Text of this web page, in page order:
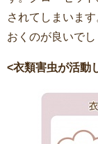
されてしまいま
おくのが良いでし
<衣類害虫が活動